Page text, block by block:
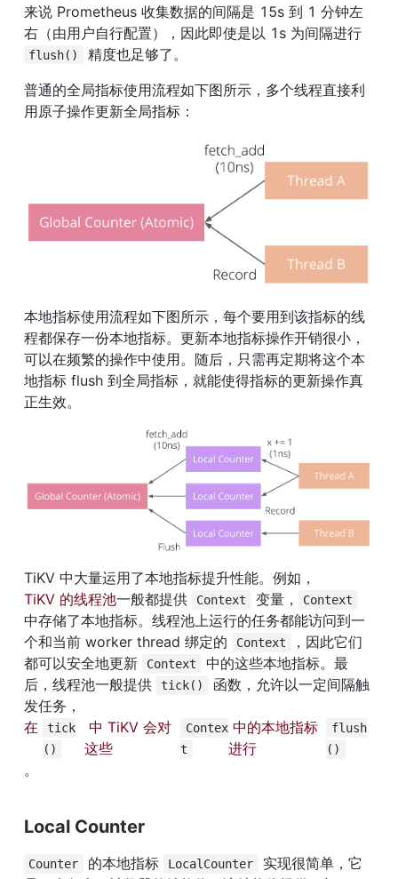
来说 Prometheus 收集数据的间隔是 15s 到 1 分钟左
flush()
精度也足够了。
普通的全局指标使用流程如下图所示，多个线程直接利
用原子操作更新全局指标：
本地指标使用流程如下图所示，每个要用到该指标的线
程都保存一份本地指标。更新本地指标操作开销很小，
可以在频繁的操作中使用。随后，只需再定期将这个本
地指标 flush 到全局指标，就能使得指标的更新操作真
正生效。
TiKV 中大量运用了本地指标提升性能。例如，
TiKV 的线程池一般都提供 Context 变量， Context
中存储了本地指标。线程池上运行的任务都能访问到一
个和当前 worker thread 绑定的
Context
，因此它们
都可以安全地更新
Context
中的这些本地指标。最
后，线程池一般提供
tick()
函数，允许以一定间隔触
发任务，
在
tick
()
中 TiKV 会对
这些
Contex
t
中的本地指标
进行
flush
()
。
Local Counter
Counter 的本地指标 LocalCounter
实现很简单，它